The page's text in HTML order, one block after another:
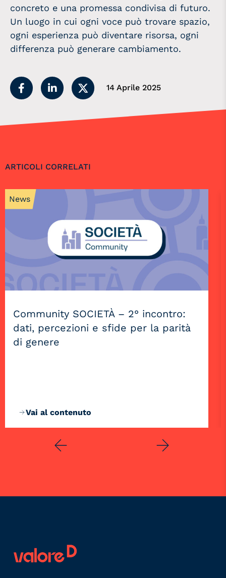
concreto e una promessa condivisa di futuro.
Un luogo in cui ogni voce può trovare spazio,
ogni esperienza può diventare risorsa, ogni
differenza può generare cambiamento.
14 Aprile 2025
ARTICOLI CORRELATI
News
Community SOCIETÀ – 2° incontro:
dati, percezioni e sfide per la parità
di genere
Vai al contenuto